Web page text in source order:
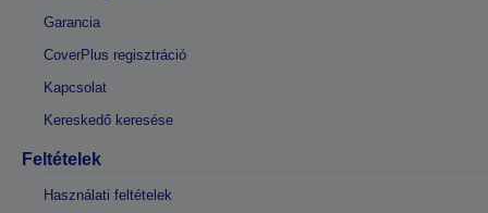
Garancia
CoverPlus regisztráció
Kapcsolat
Kereskedő keresése
Feltételek
Használati feltételek